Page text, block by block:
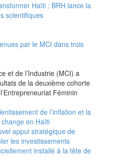
Haïti : BRH lance la
scientifiques
par le MCI dans trois
et de l’Industrie (MCI) a
de la deuxième cohorte
Féminin
de l’inflation et la
en Haïti
appui stratégique de
les investissements
installé à la tête de